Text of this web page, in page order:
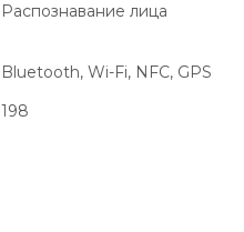
Распознавание лица
Bluetooth, Wi-Fi, NFC, GPS
198